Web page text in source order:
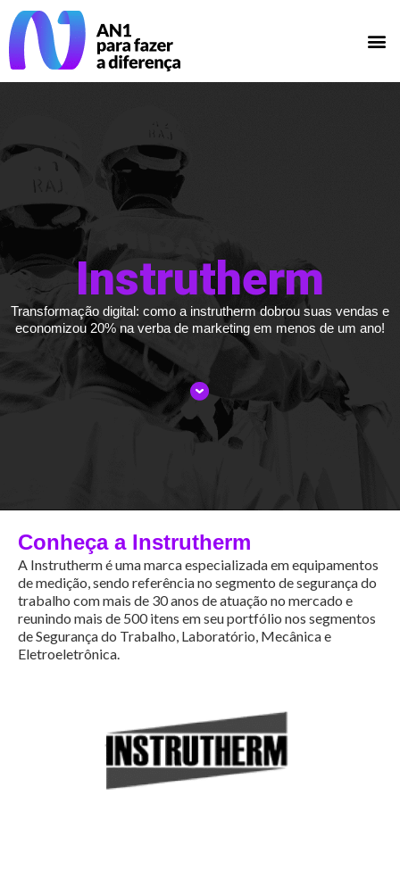
Case Instrutherm
Instrutherm
Transformação digital: como a instrutherm dobrou suas vendas e
economizou 20% na verba de marketing em menos de um ano!
Conheça a Instrutherm
A Instrutherm é uma marca especializada em equipamentos
de medição, sendo referência no segmento de segurança do
trabalho com mais de 30 anos de atuação no mercado e
reunindo mais de 500 itens em seu portfólio nos segmentos
de Segurança do Trabalho, Laboratório, Mecânica e
Eletroeletrônica.